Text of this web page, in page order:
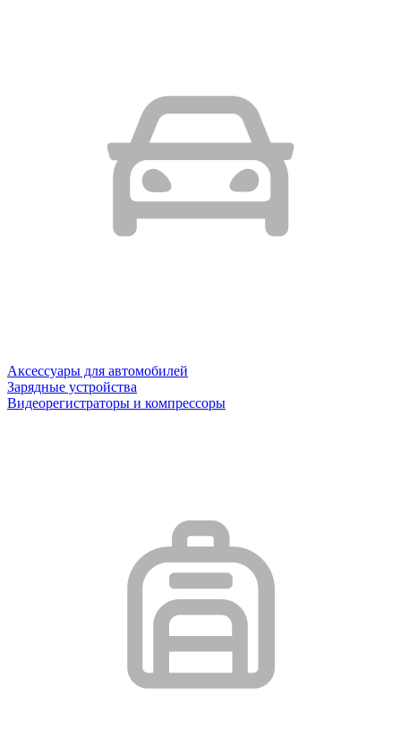
Аксессуары для автомобилей
Зарядные устройства
Видеорегистраторы и компрессоры